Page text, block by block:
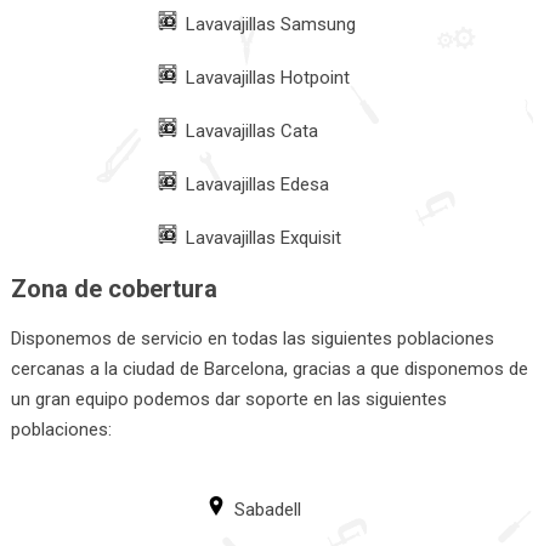
Lavavajillas Samsung
Lavavajillas Hotpoint
Lavavajillas Cata
Lavavajillas Edesa
Lavavajillas Exquisit
Zona de cobertura
Disponemos de servicio en todas las siguientes poblaciones
cercanas a la ciudad de Barcelona, gracias a que disponemos de
un gran equipo podemos dar soporte en las siguientes
poblaciones:
Sabadell